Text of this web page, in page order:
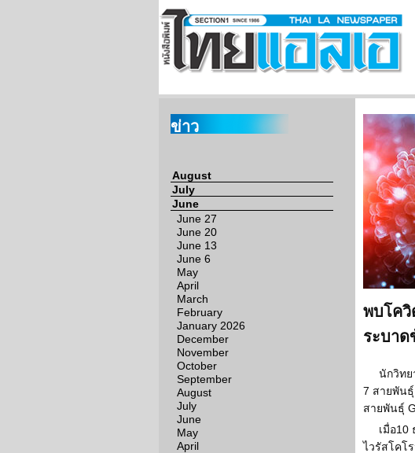
ข่าว
August
July
June
June 27
June 20
June 13
June 6
May
April
March
February
January 2026
December
November
October
September
August
July
June
May
April
พบโควิ
ระบาด
นักวิทย
7 สายพัน
สายพันธุ์
เมื่อ10
ไวรัสโคโ